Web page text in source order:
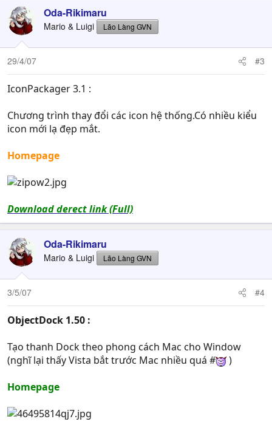
Oda-Rikimaru
Mario & Luigi Lão Làng GVN
29/4/07 #3
IconPackager 3.1 :
Chương trình thay đổi các icon hệ thống.Có nhiều kiểu
icon mới lạ đẹp mắt.
Homepage
Download derect link (Full)
Oda-Rikimaru
Mario & Luigi Lão Làng GVN
3/5/07 #4
ObjectDock 1.50 :
Tạo thanh Dock theo phong cách Mac cho Window
(nghĩ lại thấy Vista bắt trước Mac nhiều quá #
)
Homepage